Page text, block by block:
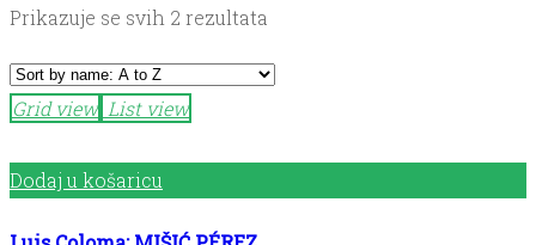
Prikazuje se svih 2 rezultata
Grid view List view
Dodaj u košaricu